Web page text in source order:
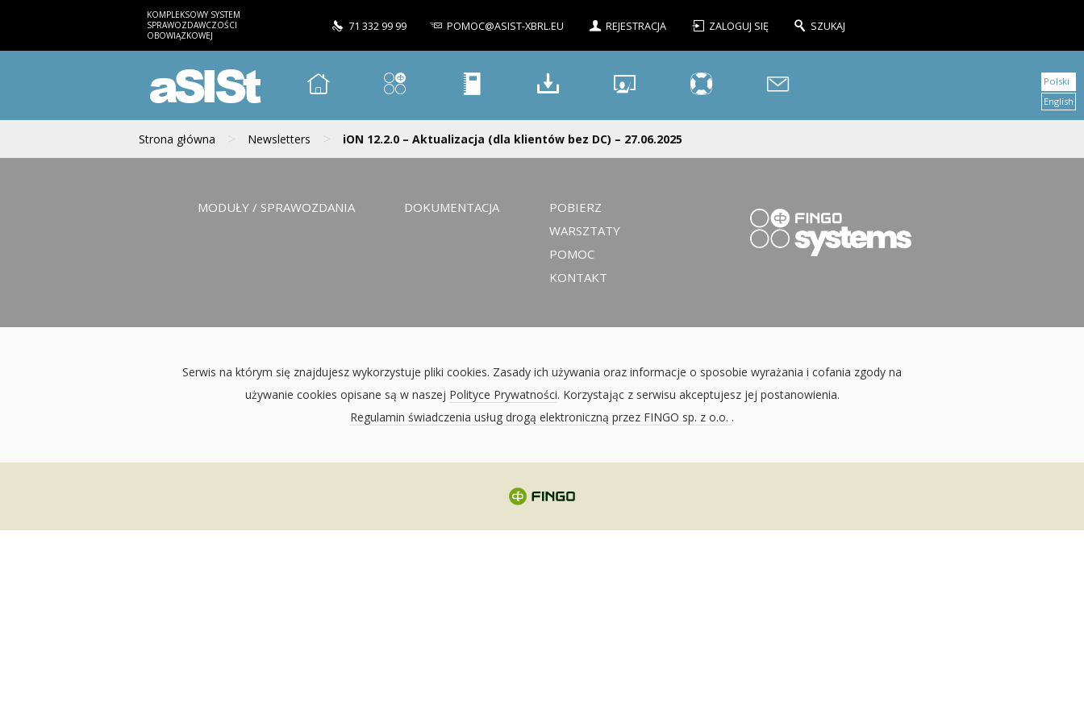
KOMPLEKSOWY SYSTEM
SPRAWOZDAWCZOŚCI
OBOWIĄZKOWEJ
71 332 99 99 POMOC@ASIST-XBRL.EU REJESTRACJA ZALOGUJ SIĘ SZUKAJ
aSISt
Strona główna > Newsletters > iON 12.2.0 – Aktualizacja (dla klientów bez DC) – 27.06.2025
Polski
English
MODUŁY / SPRAWOZDANIA DOKUMENTACJA
POBIERZ
WARSZTATY
POMOC
KONTAKT
Serwis na którym się znajdujesz wykorzystuje pliki cookies. Zasady ich używania oraz informacje o sposobie wyrażania i cofania zgody na
używanie cookies opisane są w naszej Polityce Prywatności. Korzystając z serwisu akceptujesz jej postanowienia.
Regulamin świadczenia usług drogą elektroniczną przez FINGO sp. z o.o. .